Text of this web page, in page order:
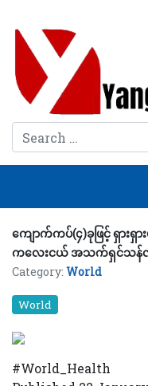
Search
ကျောက်ကပ်(၄)ခုဖြင့် ရှားရှာ
ကလေးငယ် အသက်ရှင်သန်
Category: World
World
#World_Health